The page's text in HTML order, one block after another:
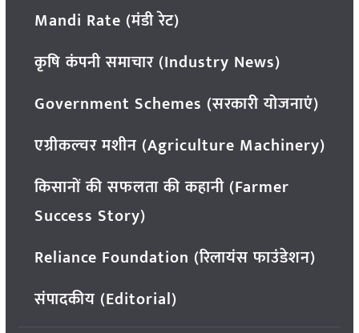
Mandi Rate (मंडी रेट)
कृषि कंपनी समाचार (Industry News)
Government Schemes (सरकारी योजनाएं)
एग्रीकल्चर मशीन (Agriculture Machinery)
किसानों की सफलता की कहानी (Farmer
Success Story)
Reliance Foundation (रिलायंस फाउंडेशन)
संपादकीय (Editorial)